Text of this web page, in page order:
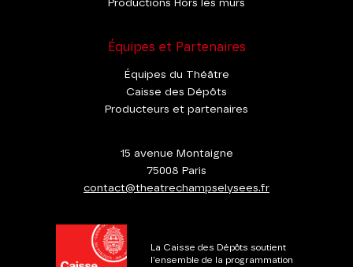
Productions Hors les murs
Équipes et Partenaires
Équipes du Théâtre
Caisse des Dépôts
Producteurs et partenaires
15 avenue Montaigne
75008 Paris
contact@theatrechampselysees.fr
La Caisse des Dépôts soutient
l'ensemble de la programmation